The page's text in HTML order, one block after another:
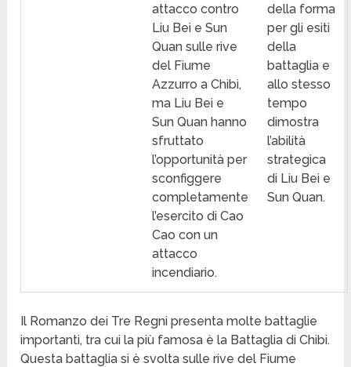
attacco contro
Liu Bei e Sun
Quan sulle rive
del Fiume
Azzurro a Chibi,
ma Liu Bei e
Sun Quan hanno
sfruttato
l’opportunità per
sconfiggere
completamente
l’esercito di Cao
Cao con un
attacco
incendiario.
della forma
per gli esiti
della
battaglia e
allo stesso
tempo
dimostra
l’abilità
strategica
di Liu Bei e
Sun Quan.
Il Romanzo dei Tre Regni presenta molte battaglie
importanti, tra cui la più famosa è la Battaglia di Chibi.
Questa battaglia si è svolta sulle rive del Fiume